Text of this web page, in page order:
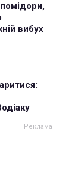
вибух